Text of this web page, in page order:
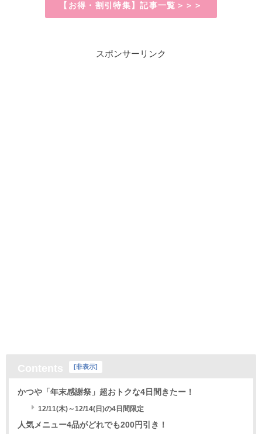
【お得・割引特集】記事一覧＞＞＞
スポンサーリンク
非表示
かつや「年末感謝祭」超おトクな4日間きたー！
12/11(木)～12/14(日)の4日間限定
人気メニュー4品がどれでも200円引き！